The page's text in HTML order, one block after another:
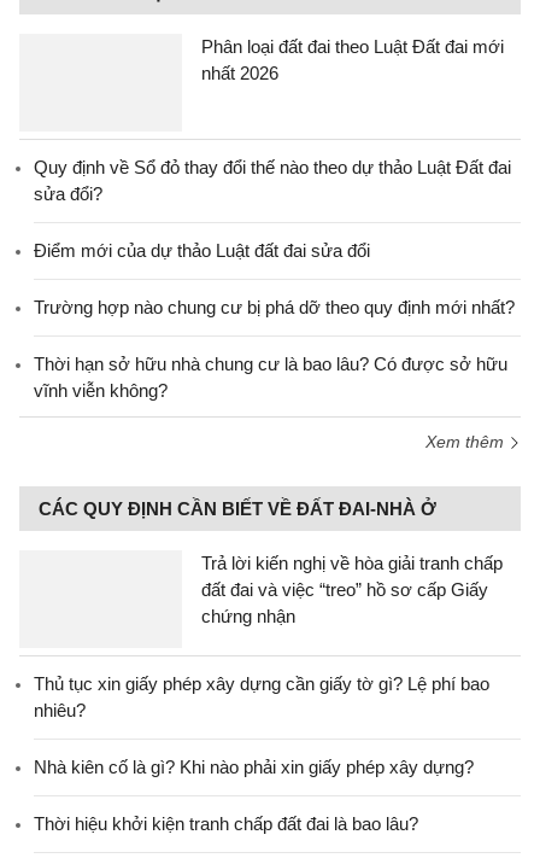
Phân loại đất đai theo Luật Đất đai mới
nhất 2026
Quy định về Sổ đỏ thay đổi thế nào theo dự thảo Luật Đất đai
sửa đổi?
Điểm mới của dự thảo Luật đất đai sửa đổi
Trường hợp nào chung cư bị phá dỡ theo quy định mới nhất?
Thời hạn sở hữu nhà chung cư là bao lâu? Có được sở hữu
vĩnh viễn không?
Xem thêm
CÁC QUY ĐỊNH CẦN BIẾT VỀ ĐẤT ĐAI-NHÀ Ở
Trả lời kiến nghị về hòa giải tranh chấp
đất đai và việc “treo” hồ sơ cấp Giấy
chứng nhận
Thủ tục xin giấy phép xây dựng cần giấy tờ gì? Lệ phí bao
nhiêu?
Nhà kiên cố là gì? Khi nào phải xin giấy phép xây dựng?
Thời hiệu khởi kiện tranh chấp đất đai là bao lâu?